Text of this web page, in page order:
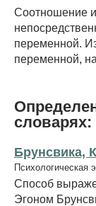
Соотношение
переменной.
переменной,
словарях:
Брунсвика,
Психологическая
Способ
Эгоном